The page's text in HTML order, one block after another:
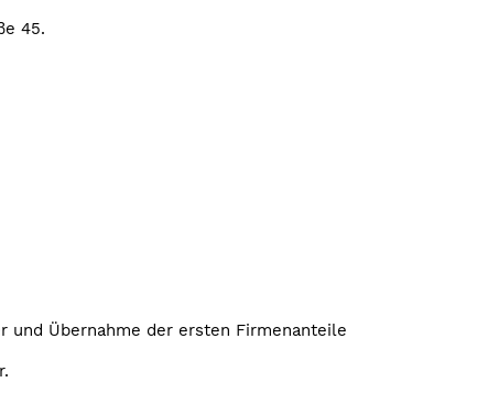
45.
und Übernahme der ersten Firmenanteile